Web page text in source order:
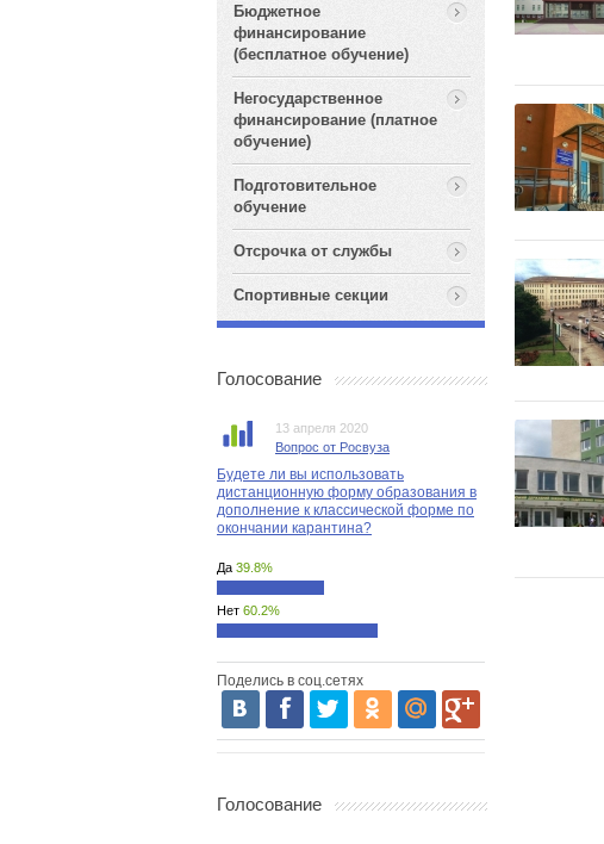
Бюджетное
финансирование
(бесплатное обучение)
Негосударственное
финансирование (платное
обучение)
Подготовительное
обучение
Отсрочка от службы
Спортивные секции
Голосование
13 апреля 2020
Вопрос от Росвуза
Будете ли вы использовать
дистанционную форму образования в
дополнение к классической форме по
окончании карантина?
Да 39.8%
Нет 60.2%
Поделись в соц.сетях
Голосование